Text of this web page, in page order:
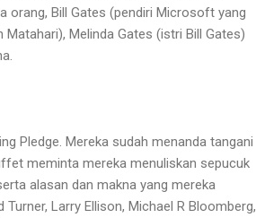
orang, Bill Gates (pendiri Microsoft yang
Melinda Gates (istri Bill Gates)
Pledge. Mereka sudah menanda tangani
meminta mereka menuliskan sepucuk
alasan dan makna yang mereka
Larry Ellison, Michael R Bloomberg,